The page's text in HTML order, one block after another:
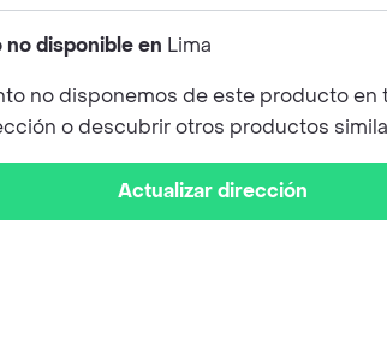
disponible en Lima
no disponemos de este producto en
o descubrir otros productos
Actualizar dirección